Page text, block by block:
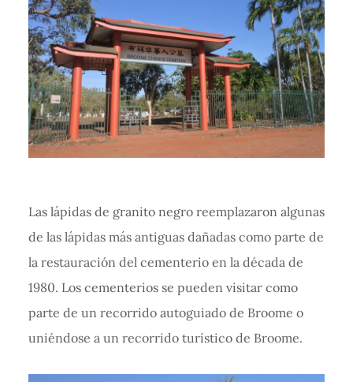
Las lápidas de granito negro reemplazaron algunas
de las lápidas más antiguas dañadas como parte de
la restauración del cementerio en la década de
1980. Los cementerios se pueden visitar como
parte de un recorrido autoguiado de Broome o
uniéndose a un recorrido turístico de Broome.